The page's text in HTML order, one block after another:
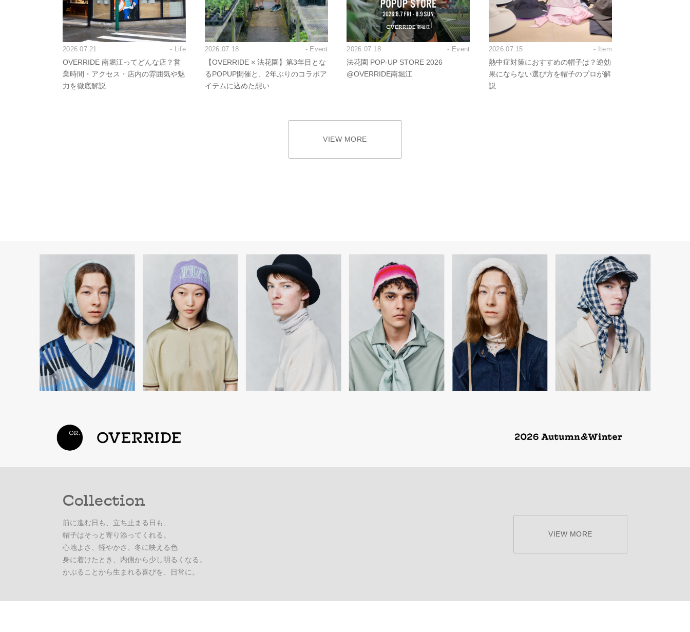
2026.07.21 - Life
OVERRIDE 南堀江ってどんな店？営
業時間・アクセス・店内の雰囲気や魅
力を徹底解説
2026.07.18 - Event
【OVERRIDE × 法花園】第3年目とな
るPOPUP開催と、2年ぶりのコラボア
イテムに込めた想い
2026.07.18 - Event
法花園 POP-UP STORE 2026
@OVERRIDE南堀江
2026.07.15 - Item
熱中症対策におすすめの帽子は？逆効
果にならない選び方を帽子のプロが解
説
VIEW MORE
Collection
前に進む日も、立ち止まる日も、
帽子はそっと寄り添ってくれる。
心地よさ、軽やかさ、冬に映える色
身に着けたとき、内側から少し明るくなる。
かぶることから生まれる喜びを、日常に。
VIEW MORE